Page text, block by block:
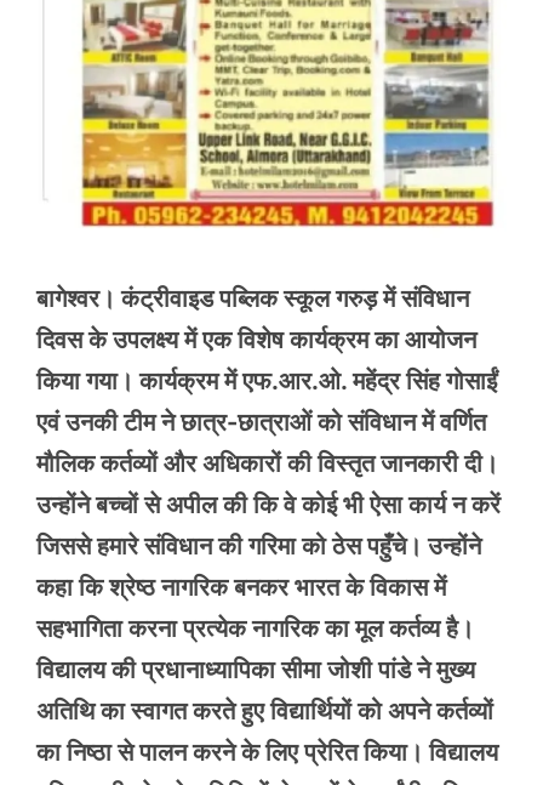
बागेश्वर। कंट्रीवाइड पब्लिक स्कूल गरुड़ में संविधान
दिवस के उपलक्ष्य में एक विशेष कार्यक्रम का आयोजन
किया गया। कार्यक्रम में एफ.आर.ओ. महेंद्र सिंह गोसाईं
एवं उनकी टीम ने छात्र-छात्राओं को संविधान में वर्णित
मौलिक कर्तव्यों और अधिकारों की विस्तृत जानकारी दी।
उन्होंने बच्चों से अपील की कि वे कोई भी ऐसा कार्य न करें
जिससे हमारे संविधान की गरिमा को ठेस पहुँचे। उन्होंने
कहा कि श्रेष्ठ नागरिक बनकर भारत के विकास में
सहभागिता करना प्रत्येक नागरिक का मूल कर्तव्य है।
विद्यालय की प्रधानाध्यापिका सीमा जोशी पांडे ने मुख्य
अतिथि का स्वागत करते हुए विद्यार्थियों को अपने कर्तव्यों
का निष्ठा से पालन करने के लिए प्रेरित किया। विद्यालय